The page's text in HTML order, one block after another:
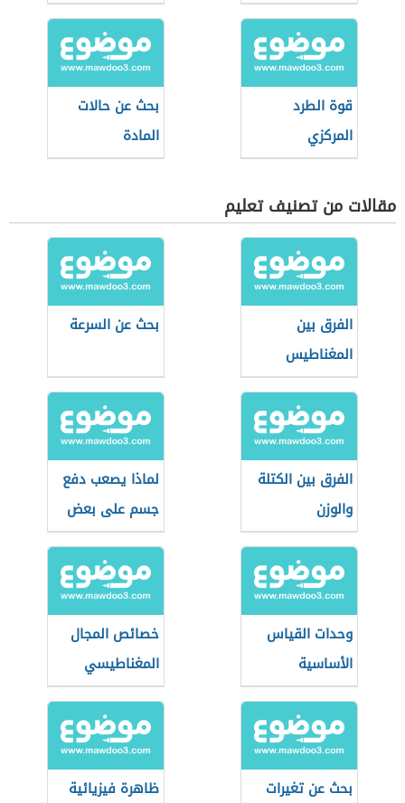
قوة الطرد
المركزي
بحث عن حالات
المادة
مقالات من تصنيف تعليم
الفرق بين
المغناطيس
الطبيعي
والصناعي
بحث عن السرعة
الفرق بين الكتلة
والوزن
لماذا يصعب دفع
جسم على بعض
السطوح
وحدات القياس
الأساسية
خصائص المجال
المغناطيسي
بحث عن تغيرات
ظاهرة فيزيائية